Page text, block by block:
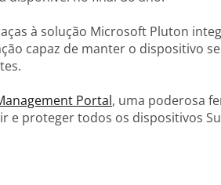
à solução Microsoft Pluton
capaz de manter o dispositivo
Portal, uma poderosa
e proteger todos os dispositivos